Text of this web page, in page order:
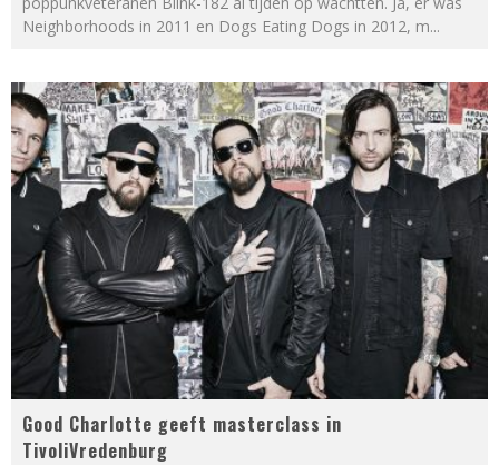
Neighborhoods in 2011 en Dogs Eating Dogs in 2012, m...
Good Charlotte geeft masterclass in
TivoliVredenburg